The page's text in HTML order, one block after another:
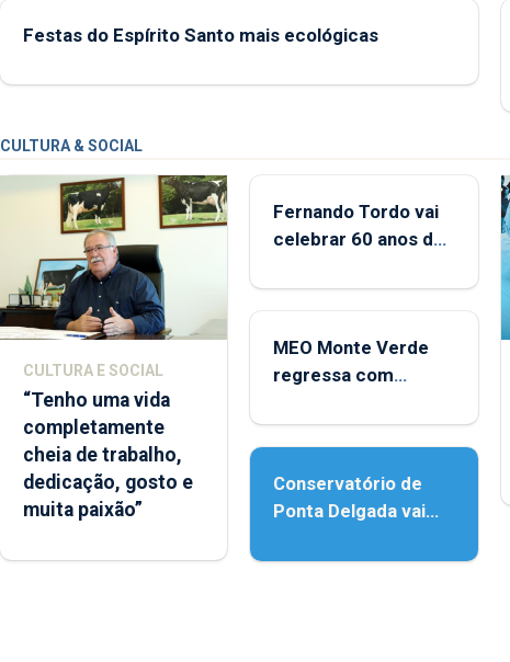
Festas do Espírito Santo mais ecológicas
CULTURA & SOCIAL
CULTURA E SOCIAL
“Tenho uma vida
completamente
cheia de trabalho,
dedicação, gosto e
muita paixão”
Fernando Tordo vai
celebrar 60 anos de
Micaelense
MEO Monte Verde
regressa com
acessibilidade
Conservatório de
Ponta Delgada vai
instrumentos